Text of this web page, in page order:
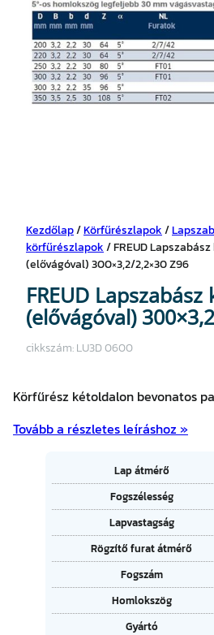
Kezdőlap/Körfűrészlapok/
körfűrészlapok/ FREUD
(elővágóval) 300×3,2/2,2×30 Z96
FREUD
(elővágóval)
cikkszám:LU3D 0600
Körfűrész kétoldalon bevonatos
Tovább a részletes leíráshoz »
tt
ú
u
o
É
t
Lap átmérő
Fogszélesség
Lapvastagság
Rögzítő furat átmérő
Fogszám
Homlokszög
Gyártó